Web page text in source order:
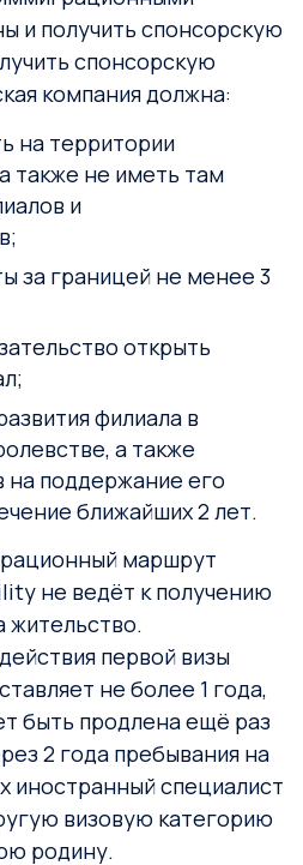
и получить спонсорскую
спонсорскую
компания должна:
на территории
также не иметь там
и
за границей не менее 3
открыть
филиала в
а также
на поддержание его
ближайших 2 лет.
маршрут
не ведёт к получению
жительство.
первой визы
не более 1 года,
быть продлена ещё раз
2 года пребывания на
иностранный специалист
визовую категорию
родину.